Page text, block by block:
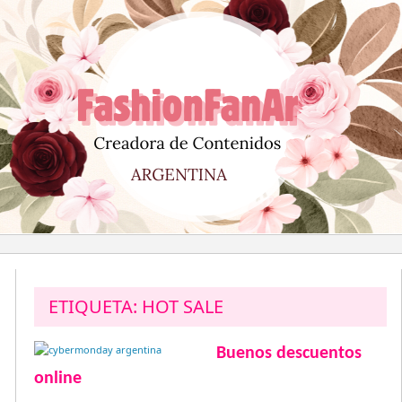
al
contenido
ETIQUETA: HOT SALE
Buenos descuentos
online